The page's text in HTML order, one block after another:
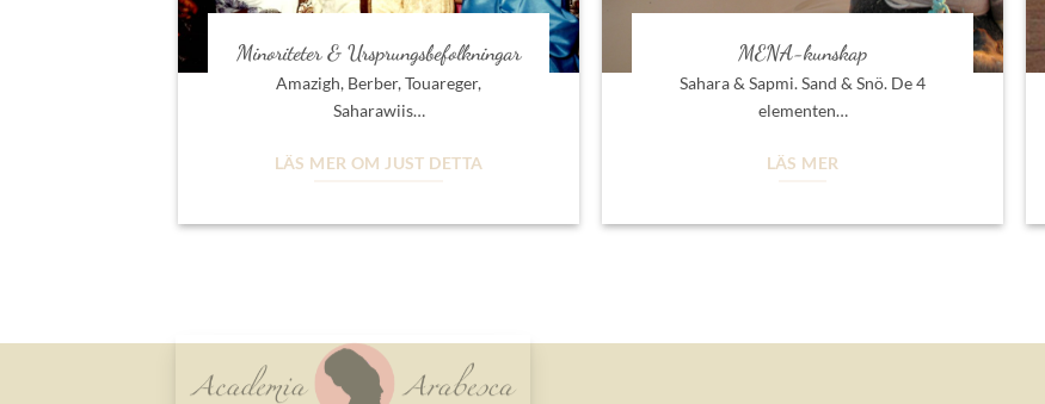
Minoriteter & Ursprungsbefolkningar
Amazigh, Berber, Touareger,
Saharawiis…
LÄS MER OM JUST DETTA
MENA-kunskap
Sahara & Sapmi. Sand & Snö. De 4
elementen…
LÄS MER